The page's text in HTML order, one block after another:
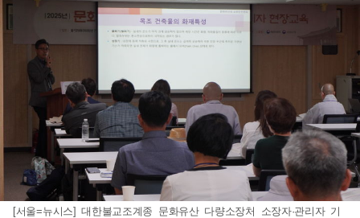
[서울=뉴시스] 대한불교조계종 문화유산 다량소장처 소장자·관리자 기